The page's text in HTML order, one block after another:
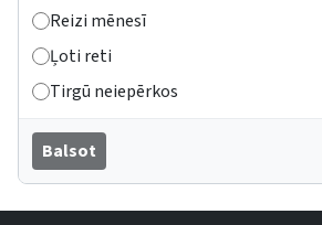
Reizi mēnesī
Ļoti reti
Tirgū neiepērkos
Balsot